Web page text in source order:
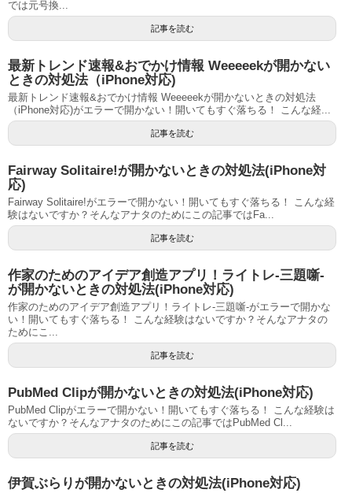
では元号換...
記事を読む
最新トレンド速報&おでかけ情報 Weeeeekが開かない
ときの対処法（iPhone対応)
最新トレンド速報&おでかけ情報 Weeeeekが開かないときの対処法
（iPhone対応)がエラーで開かない！開いてもすぐ落ちる！ こんな経...
記事を読む
Fairway Solitaire!が開かないときの対処法(iPhone対
応)
Fairway Solitaire!がエラーで開かない！開いてもすぐ落ちる！ こんな経
験はないですか？そんなアナタのためにこの記事ではFa...
記事を読む
作家のためのアイデア創造アプリ！ライトレ-三題噺-
が開かないときの対処法(iPhone対応)
作家のためのアイデア創造アプリ！ライトレ-三題噺-がエラーで開かな
い！開いてもすぐ落ちる！ こんな経験はないですか？そんなアナタの
ためにこ...
記事を読む
PubMed Clipが開かないときの対処法(iPhone対応)
PubMed Clipがエラーで開かない！開いてもすぐ落ちる！ こんな経験は
ないですか？そんなアナタのためにこの記事ではPubMed Cl...
記事を読む
伊賀ぶらりが開かないときの対処法(iPhone対応)